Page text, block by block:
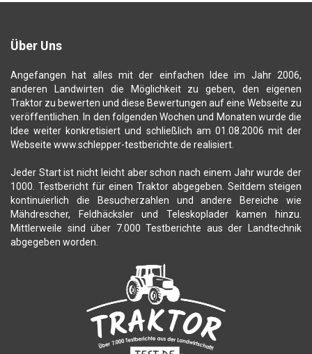
Über Uns
Angefangen hat alles mit der einfachen Idee im Jahr 2006,
anderen Landwirten die Möglichkeit zu geben, den eigenen
Traktor zu bewerten und diese Bewertungen auf eine Webseite zu
veröffentlichen. In den folgenden Wochen und Monaten wurde die
Idee weiter konkretisiert und schließlich am 01.08.2006 mit der
Webseite www.schlepper-testberichte.de realisiert.
Jeder Start ist nicht leicht aber schon nach einem Jahr wurde der
1000. Testbericht für einen Traktor abgegeben. Seitdem steigen
kontinuierlich die Besucherzahlen und andere Bereiche wie
Mähdrescher, Feldhäcksler und Teleskoplader kamen hinzu.
Mittlerweile sind über 7.000 Testberichte aus der Landtechnik
abgegeben worden.